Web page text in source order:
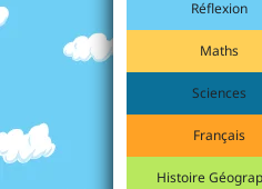
Réflexion
Maths
Sciences
Français
Histoire